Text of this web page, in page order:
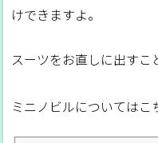
けできますよ。
スーツをお直しに出すこ
ミニノビルについては